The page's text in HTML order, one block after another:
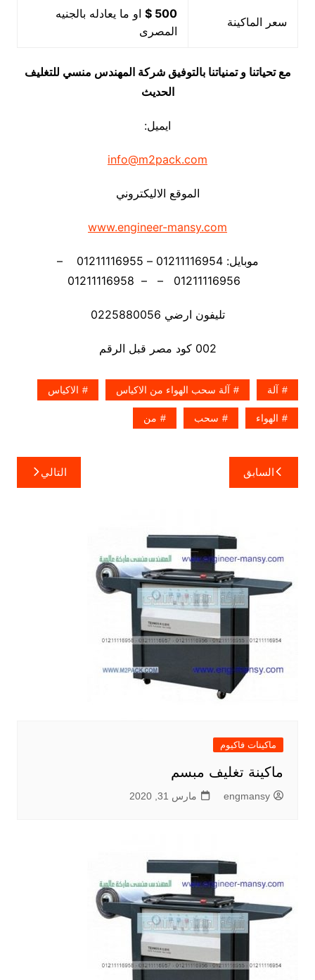
سعر الماكينة
500 $
او ما يعادله بالجنيه
المصرى
مع تحياتنا و تمنياتنا بالتوفيق شركة المهندس منسي للتغليف
الحديث
ايميل:
info@m2pack.com
الموقع الاليكتروني
www.engineer-mansy.com
موبايل: 01211116954 – 01211116955 –
تليفون ارضي 0225880056
002 كود مصر قبل الرقم
آلة آلة سحب الهواء من الاكياس الاكياس
الهواء سحب من
تصفّح
المقالات
السابق التالي
ماكينات فاكيوم
ماكينة تغليف مبسم
engmansy مارس 31, 2020